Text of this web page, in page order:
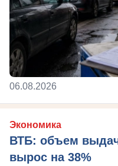
06.08.2026
Экономика
ВТБ: объем
вырос на 38%